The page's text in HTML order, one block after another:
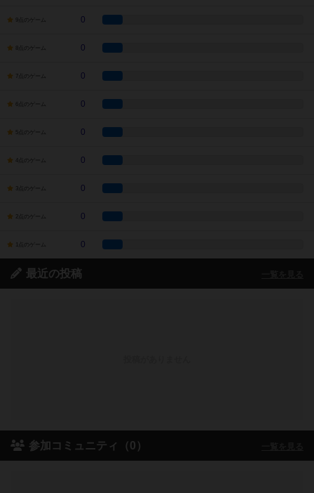
9点のゲーム 0
8点のゲーム 0
7点のゲーム 0
6点のゲーム 0
5点のゲーム 0
4点のゲーム 0
3点のゲーム 0
2点のゲーム 0
1点のゲーム 0
最近の投稿
参加コミュニティ（0）